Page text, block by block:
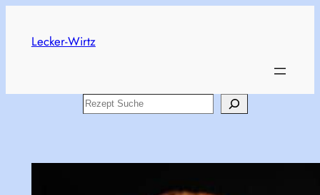
content
Lecker-Wirtz